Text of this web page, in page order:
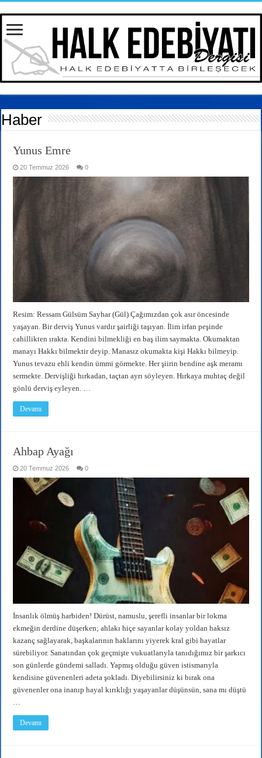
Haber
Yunus Emre
20 Temmuz 2026 0
Resim: Ressam Gülsüm Sayhar (Gül) Çağımızdan çok asır öncesinde
yaşayan. Bir derviş Yunus vardır şairliği taşıyan. İlim irfan peşinde
cahillikten ırakta. Kendini bilmekliği en baş ilim saymakta. Okumaktan
manayı Hakkı bilmektir deyip. Manasız okumakta kişi Hakkı bilmeyip.
Yunus tevazu ehli kendin ümmi görmekte. Her şiirin bendine aşk meramı
sermekte. Dervişliği hırkadan, taçtan ayrı söyleyen. Hırkaya muhtaç değil
gönlü derviş eyleyen. …
Devamı
Ahbap Ayağı
20 Temmuz 2026 0
İnsanlık ölmüş harbiden! Dürüst, namuslu, şerefli insanlar bir lokma
ekmeğin derdine düşerken; ahlakı hiçe sayanlar kolay yoldan haksız
kazanç sağlayarak, başkalarının haklarını yiyerek kral gibi hayatlar
sürebiliyor. Sanatından çok geçmişte vukuatlarıyla tanıdığımız bir şarkıcı
son günlerde gündemi salladı. Yapmış olduğu güven istismarıyla
kendisine güvenenleri adeta şokladı. Diyebilirsiniz ki bırak ona
güvenenler ona inanıp hayal kırıklığı yaşayanlar düşünsün, sana mı düştü
…
Devamı